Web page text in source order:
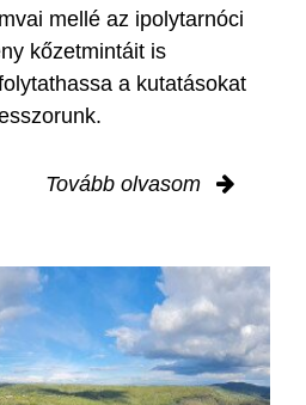
mellé az ipolytarnóci
kőzetmintáit is
a kutatásokat
Tovább olvasom